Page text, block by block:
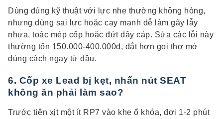
Dùng đúng kỹ thuật với lực nhẹ thường không hỏng,
nhưng dùng sai lực hoặc cạy mạnh dễ làm gãy lẫy
nhựa, toác mép cốp hoặc đứt dây cáp. Sửa các lỗi này
thường tốn 150.000-400.000đ, đắt hơn gọi thợ mở
đúng cách ngay từ đầu.
6. Cốp xe Lead bị kẹt, nhấn nút SEAT
không ăn phải làm sao?
Trước tiên xịt một ít RP7 vào khe ổ khóa, đợi 1-2 phút